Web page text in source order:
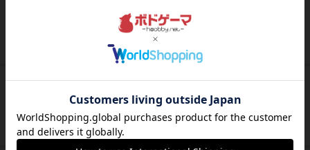
ガイスター
Ghosts! / Geister
15分前後
スパイリウム
Spyrium
75分前後